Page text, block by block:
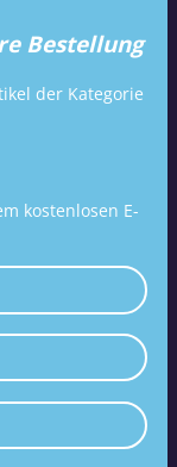
Bestellung
der Kategorie
kostenlosen E-